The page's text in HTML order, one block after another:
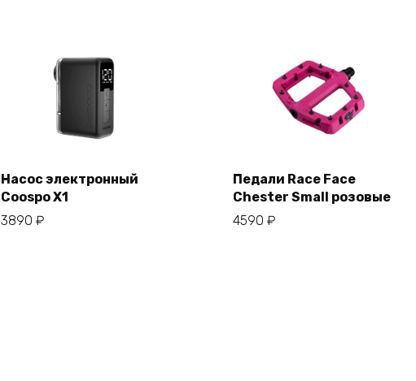
Насос электронный
Coospo X1
3890 ₽
Педали Race Face
Chester Small розовые
4590 ₽